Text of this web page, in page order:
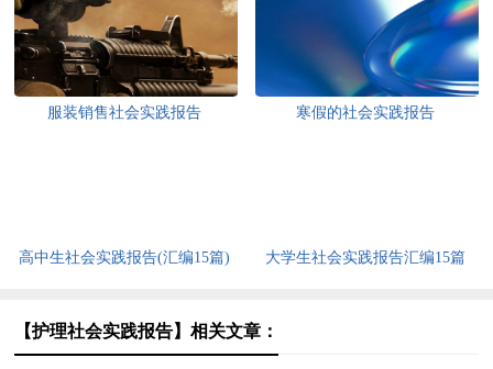
服装销售社会实践报告 寒假的社会实践报告
高中生社会实践报告(汇编15篇) 大学生社会实践报告汇编15篇
【护理社会实践报告】相关文章：